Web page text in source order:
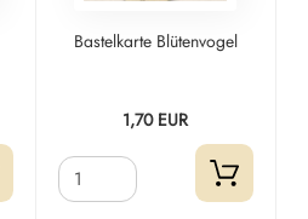
Bastelkarte Blütenvogel
1,70 EUR